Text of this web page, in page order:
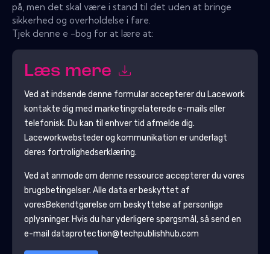
på, men det skal være i stand til det uden at bringe
sikkerhed og overholdelse i fare.
Tjek denne e -bog for at lære at:
Læs mere
Ved at indsende denne formular accepterer du Lacework
kontakte dig med marketingrelaterede e-mails eller
telefonisk. Du kan til enhver tid afmelde dig.
Laceworkwebsteder og kommunikation er underlagt
deres fortrolighedserklæring.
Ved at anmode om denne ressource accepterer du vores
brugsbetingelser. Alle data er beskyttet af
voresBekendtgørelse om beskyttelse af personlige
oplysninger. Hvis du har yderligere spørgsmål, så send en
e-mail dataprotection@techpublishhub.com